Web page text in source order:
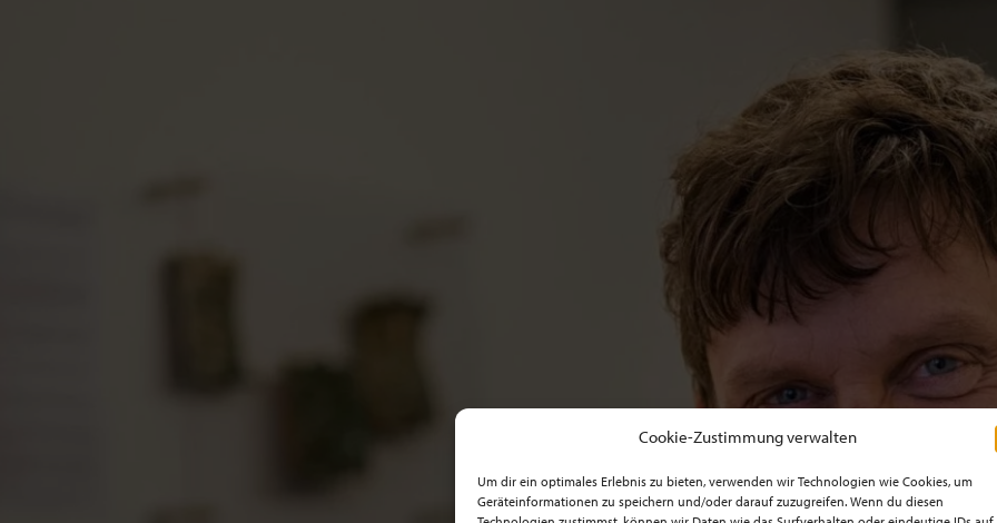
Cookie-Zustimmung verwalten
Um dir ein optimales Erlebnis zu bieten, verwenden wir Technologien wie Cookies, um
Geräteinformationen zu speichern und/oder darauf zuzugreifen. Wenn du diesen